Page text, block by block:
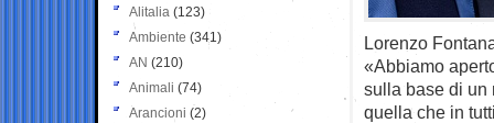
Lorenzo
«Abbiamo
sulla base di un
quella che in
Alitalia (123)
Ambiente (341)
AN (210)
Animali (74)
Arancioni (2)